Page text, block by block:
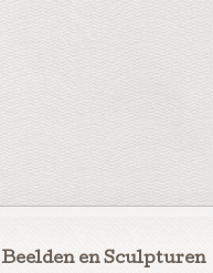
Beelden en Sculpturen